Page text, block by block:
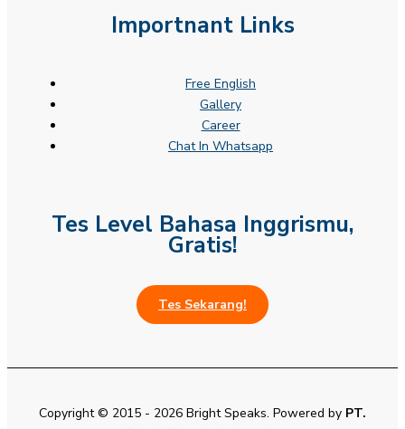
Importnant Links
Free English
Gallery
Career
Chat In Whatsapp
Tes Level Bahasa Inggrismu,
Gratis!
Tes Sekarang!
Copyright © 2015 - 2026 Bright Speaks. Powered by PT.